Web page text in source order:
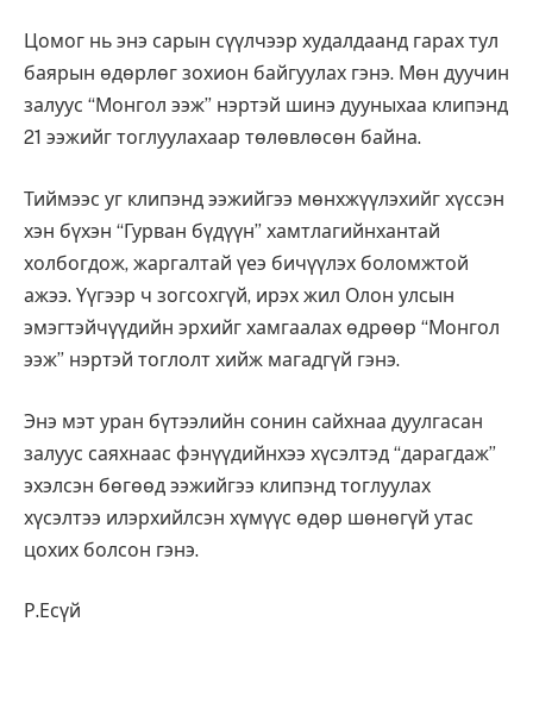
Цомог нь энэ сарын сүүлчээр худалдаанд гарах тул
баярын өдөрлөг зохион байгуулах гэнэ. Мөн дуучин
залуус “Монгол ээж” нэртэй шинэ дууныхаа клипэнд
21 ээжийг тоглуулахаар төлөвлөсөн байна.
Тиймээс уг клипэнд ээжийгээ мөнхжүүлэхийг хүссэн
хэн бүхэн “Гурван бүдүүн” хамтлагийнхантай
холбогдож, жаргалтай үеэ бичүүлэх боломжтой
ажээ. Үүгээр ч зогсохгүй, ирэх жил Олон улсын
эмэгтэйчүүдийн эрхийг хамгаалах өдрөөр “Монгол
ээж” нэртэй тоглолт хийж магадгүй гэнэ.
Энэ мэт уран бүтээлийн сонин сайхнаа дуулгасан
залуус саяхнаас фэнүүдийнхээ хүсэлтэд “дарагдаж”
эхэлсэн бөгөөд ээжийгээ клипэнд тоглуулах
хүсэлтээ илэрхийлсэн хүмүүс өдөр шөнөгүй утас
цохих болсон гэнэ.
Р.Есүй